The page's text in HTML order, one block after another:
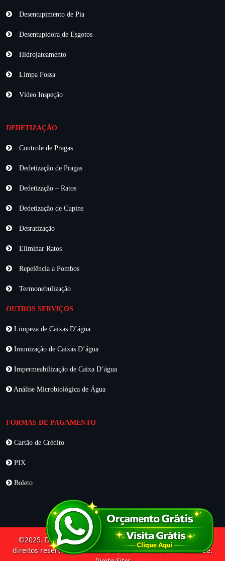
Desentupimento de Pia
Desentupidora de Esgotos
Hidrojateamento
Limpa Fossa
Vídeo Inspeção
DEDETIZAÇÃO
Controle de Pragas
Dedetização de Pragas
Dedetização – Ratos
Dedetização de Cupins
Desratização
Eliminar Ratos
Repelência a Pombos
Termonebulização
OUTROS SERVIÇOS
Limpeza de Caixas D’água
Imunização de Caixas D’água
Impermeabilização de Caixa D’água
Análise Microbiológica de Água
FORMAS DE PAGAMENTO
Cartão de Crédito
PIX
Boleto
©2025. DDLIFE Desentupidora e Dedetizadora. Todos os
direitos reservados. Termos de uso. Política de Privacidade.